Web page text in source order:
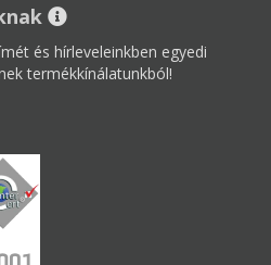
és hírleveleinkben egyedi
termékkínálatunkból!